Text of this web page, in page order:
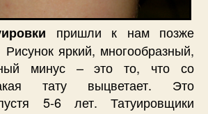
пришли к нам позже
яркий, многообразный,
минус – это то, что со
тату выцветает. Это
5-6 лет. Татуировщики